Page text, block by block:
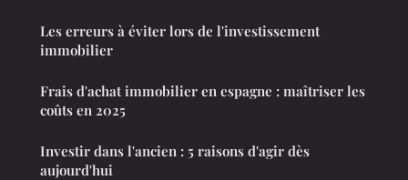
Les erreurs à éviter lors de l'investissement
immobilier
Frais d'achat immobilier en espagne : maîtriser les
coûts en 2025
Investir dans l'ancien : 5 raisons d'agir dès
aujourd'hui